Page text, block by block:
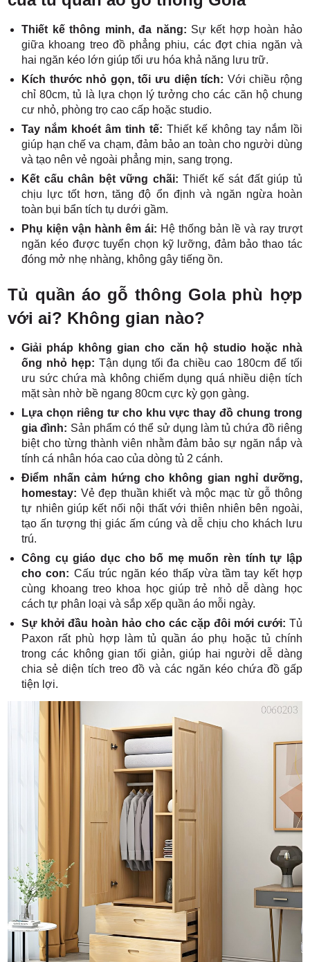
Thiết kế thông minh, đa năng: Sự kết hợp hoàn hảo
giữa khoang treo đồ phẳng phiu, các đợt chia ngăn và
hai ngăn kéo lớn giúp tối ưu hóa khả năng lưu trữ.
Kích thước nhỏ gọn, tối ưu diện tích: Với chiều rộng
chỉ 80cm, tủ là lựa chọn lý tưởng cho các căn hộ chung
cư nhỏ, phòng trọ cao cấp hoặc studio.
Tay nắm khoét âm tinh tế: Thiết kế không tay nắm lồi
giúp hạn chế va chạm, đảm bảo an toàn cho người dùng
và tạo nên vẻ ngoài phẳng mịn, sang trọng.
Kết cấu chân bệt vững chãi:Thiết kế sát đất giúp tủ
chịu lực tốt hơn, tăng độ ổn định và ngăn ngừa hoàn
toàn bụi bẩn tích tụ dưới gầm.
Phụ kiện vận hành êm ái: Hệ thống bản lề và ray trượt
ngăn kéo được tuyển chọn kỹ lưỡng, đảm bảo thao tác
đóng mở nhẹ nhàng, không gây tiếng ồn.
Tủ quần áo gỗ thông Gola phù hợp
với ai? Không gian nào?
Giải pháp không gian cho căn hộ studio hoặc nhà
ống nhỏ hẹp: Tận dụng tối đa chiều cao 180cm để tối
ưu sức chứa mà không chiếm dụng quá nhiều diện tích
mặt sàn nhờ bề ngang 80cm cực kỳ gọn gàng.
Lựa chọn riêng tư cho khu vực thay đồ chung trong
gia đình: Sản phẩm có thể sử dụng làm tủ chứa đồ riêng
biệt cho từng thành viên nhằm đảm bảo sự ngăn nắp và
tính cá nhân hóa cao của dòng tủ 2 cánh.
Điểm nhấn cảm hứng cho không gian nghỉ dưỡng,
homestay: Vẻ đẹp thuần khiết và mộc mạc từ gỗ thông
tự nhiên giúp kết nối nội thất với thiên nhiên bên ngoài,
tạo ấn tượng thị giác ấm cúng và dễ chịu cho khách lưu
trú.
Công cụ giáo dục cho bố mẹ muốn rèn tính tự lập
cho con: Cấu trúc ngăn kéo thấp vừa tầm tay kết hợp
cùng khoang treo khoa học giúp trẻ nhỏ dễ dàng học
cách tự phân loại và sắp xếp quần áo mỗi ngày.
Sự khởi đầu hoàn hảo cho các cặp đôi mới cưới: Tủ
Paxon rất phù hợp làm tủ quần áo phụ hoặc tủ chính
trong các không gian tối giản, giúp hai người dễ dàng
chia sẻ diện tích treo đồ và các ngăn kéo chứa đồ gấp
tiện lợi.